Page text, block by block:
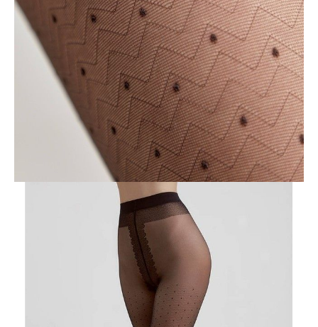
POWIADOM MNIE O DOSTĘPNOŚCI
ПОЛУЧИТЬ ПО EMAIL
darmowa od 99 zł
czas dostawy: 1-2 dni robocze
Paczkomaty InPost 24/7,darmowa od 50 zł
czas dostawy: 1-2 dni robocze
w sklepie Conte (Łodz)
pn.- czw. 8:00 - 16:00, pt. 8:00 - 14:00
Pytania
Rajstopy PAULINE posiadają elegancki i dyskretny geometryczny wzór
w kropki, który sprawdzi się w zestawieniach biurowych, casualowych i
· wzór geometryczny „kropki”,
· jednolita na całej długości,